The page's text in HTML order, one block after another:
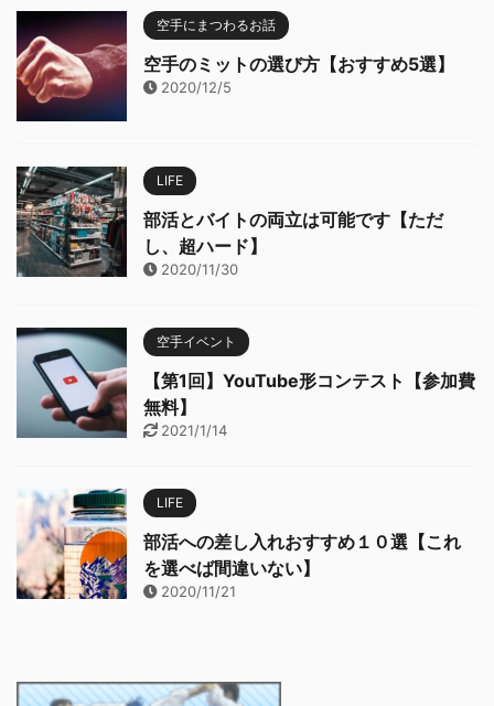
空手にまつわるお話
空手のミットの選び方【おすすめ5選】
2020/12/5
LIFE
部活とバイトの両立は可能です【ただ
し、超ハード】
2020/11/30
空手イベント
【第1回】YouTube形コンテスト【参加費
無料】
2021/1/14
LIFE
部活への差し入れおすすめ１０選【これ
を選べば間違いない】
2020/11/21